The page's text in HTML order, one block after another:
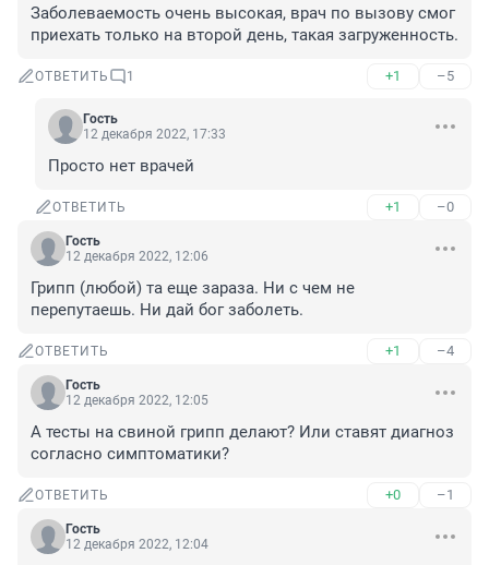
Заболеваемость очень высокая, врач по вызову смог
приехать только на второй день, такая загруженность.
ОТВЕТИТЬ 1 +1 –5
Гость
12 декабря 2022, 17:33
Просто нет врачей
ОТВЕТИТЬ +1 –0
Гость
12 декабря 2022, 12:06
Грипп (любой) та еще зараза. Ни с чем не
перепутаешь. Ни дай бог заболеть.
ОТВЕТИТЬ +1 –4
Гость
12 декабря 2022, 12:05
А тесты на свиной грипп делают? Или ставят диагноз
согласно симптоматики?
ОТВЕТИТЬ +0 –1
Гость
12 декабря 2022, 12:04